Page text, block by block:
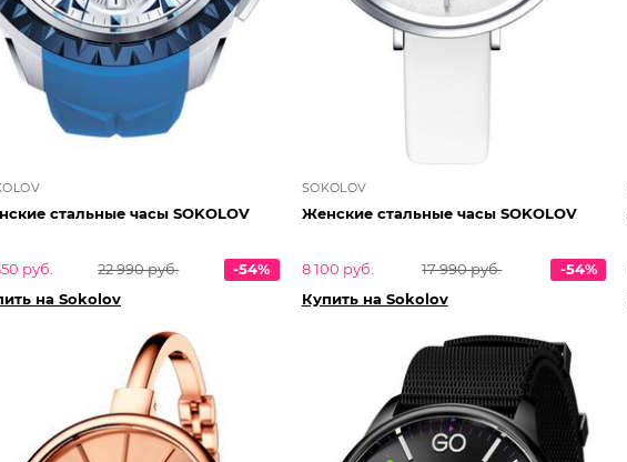
Женские стальные часы SOKOLOV
руб. 22 990 руб.
-54%
на Sokolov
SOKOLOV
Женские стальные часы SOKOLOV
8 100 руб. 17 990 руб.
-54%
Купить на Sokolov